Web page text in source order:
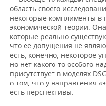
область своего
некоторые комплименты в
экономической теории.
которые реально
что ее допущения не
есть, конечно, некоторое
но нет какого-то особого
присутствует в моделях
о том, что у направления
есть перспективы.